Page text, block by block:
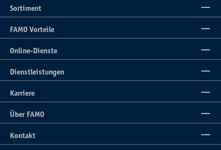
Sortiment
FAMO Vorteile
Online-Dienste
Dienstleistungen
Karriere
Über FAMO
Kontakt